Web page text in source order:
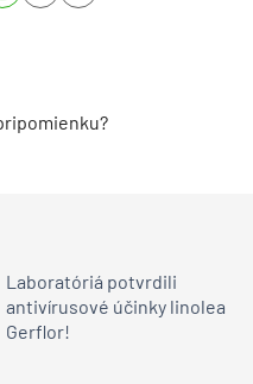
Laboratóriá potvrdili
antivírusové účinky linolea
Gerflor!